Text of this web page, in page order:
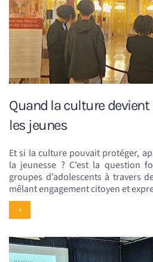
Quand la culture
les jeunes
Et si la culture pouvait protéger,
la jeunesse ? C’est la question
groupes d’adolescents à travers
mêlant engagement citoyen et
+